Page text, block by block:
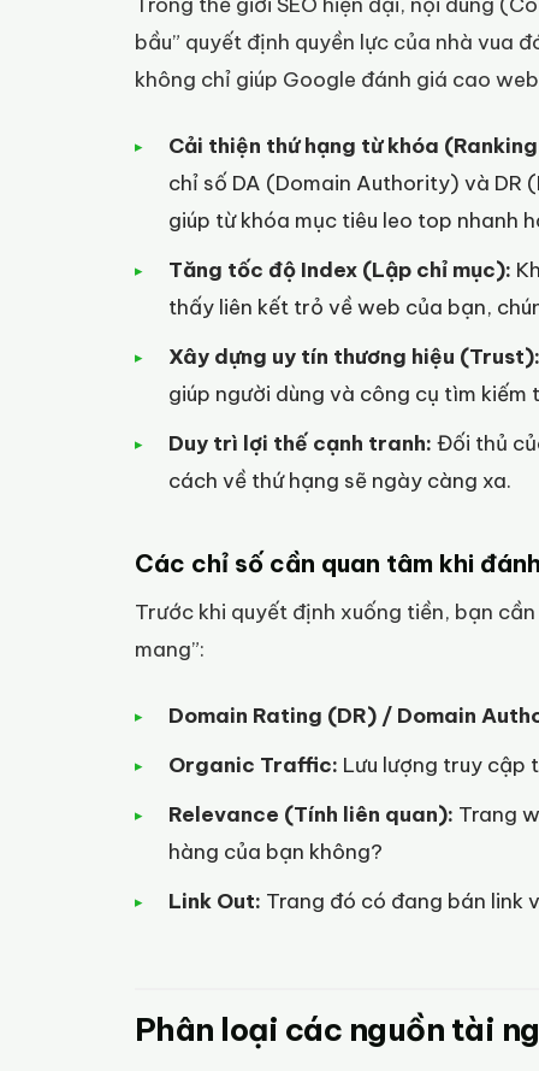
bầu” quyết định quyền lực của nhà vua
không chỉ giúp Google đánh giá cao
Cải thiện thứ hạng từ khóa
chỉ số DA (Domain Authority) và DR
giúp từ khóa mục tiêu leo top nhanh
Tăng tốc độ Index (Lập chỉ mục):
thấy liên kết trỏ về web của bạn,
Xây dựng uy tín thương hiệu (Trust):
giúp người dùng và công cụ tìm
Duy trì lợi thế cạnh tranh: Đối thủ
cách về thứ hạng sẽ ngày càng xa.
Các chỉ số cần quan tâm khi
Trước khi quyết định xuống tiền, bạn
mang”:
Domain Rating (DR) / Domain
Organic Traffic: Lưu lượng truy cập
Relevance (Tính liên quan): Trang
hàng của bạn không?
Link Out: Trang đó có đang bán link
Phân loại các nguồn tài